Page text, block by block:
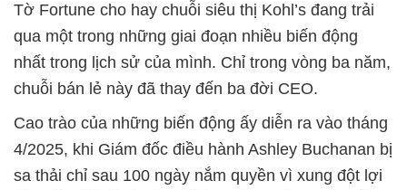
Tờ Fortune cho hay chuỗi siêu thị Kohl’s đang trải
qua một trong những giai đoạn nhiều biến động
nhất trong lịch sử của mình. Chỉ trong vòng ba năm,
chuỗi bán lẻ này đã thay đến ba đời CEO.
Cao trào của những biến động ấy diễn ra vào tháng
4/2025, khi Giám đốc điều hành Ashley Buchanan bị
sa thải chỉ sau 100 ngày nắm quyền vì xung đột lợi